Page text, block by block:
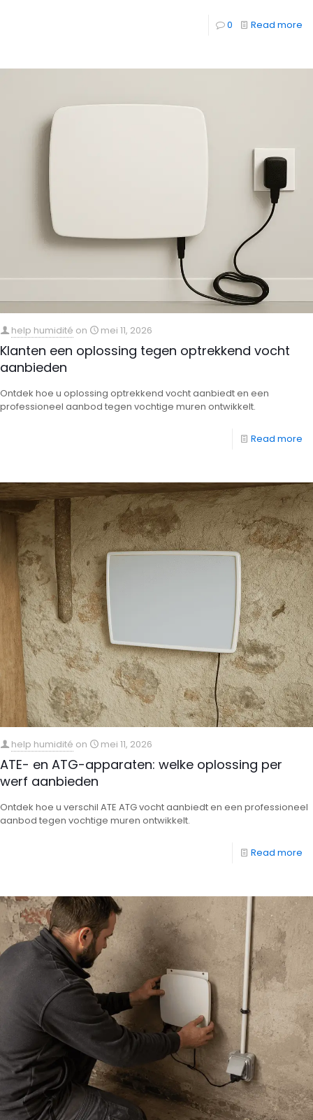
0 Read more
help humidité on mei 11, 2026
Klanten een oplossing tegen optrekkend vocht
aanbieden
Ontdek hoe u oplossing optrekkend vocht aanbiedt en een
professioneel aanbod tegen vochtige muren ontwikkelt.
Read more
help humidité on mei 11, 2026
ATE- en ATG-apparaten: welke oplossing per
werf aanbieden
Ontdek hoe u verschil ATE ATG vocht aanbiedt en een professioneel
aanbod tegen vochtige muren ontwikkelt.
Read more